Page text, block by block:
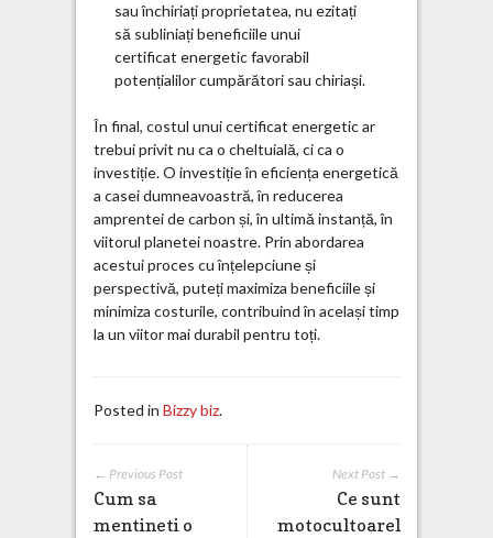
sau închiriați proprietatea, nu ezitați
să subliniați beneficiile unui
certificat energetic favorabil
potențialilor cumpărători sau chiriași.
În final, costul unui certificat energetic ar
trebui privit nu ca o cheltuială, ci ca o
investiție. O investiție în eficiența energetică
a casei dumneavoastră, în reducerea
amprentei de carbon și, în ultimă instanță, în
viitorul planetei noastre. Prin abordarea
acestui proces cu înțelepciune și
perspectivă, puteți maximiza beneficiile și
minimiza costurile, contribuind în același timp
la un viitor mai durabil pentru toți.
Posted in Bizzy biz.
Next Post →
Ce sunt
motocultoarel
← Previous Post
Cum sa
mentineti o